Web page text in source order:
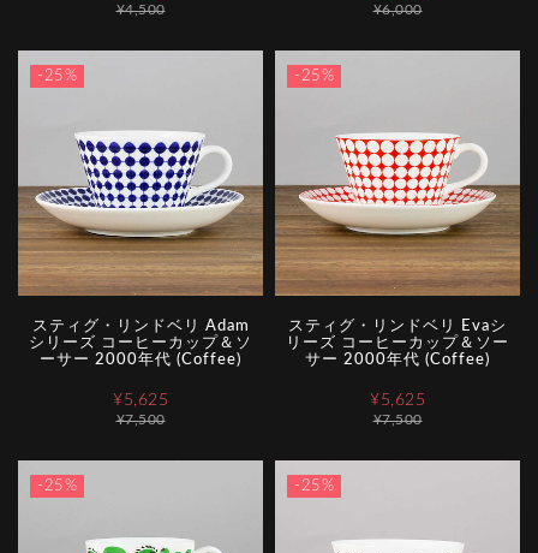
¥4,500 ¥6,000
-25%
スティグ・リンドベリ Adam
シリーズ コーヒーカップ＆ソ
ーサー 2000年代 (Coffee)
¥7,500
¥5,625
-25%
スティグ・リンドベリ Evaシ
リーズ コーヒーカップ＆ソー
サー 2000年代 (Coffee)
¥7,500
¥5,625
-25% -25%